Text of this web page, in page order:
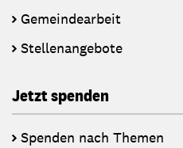
Gemeindearbeit
Stellenangebote
Jetzt spenden
Spenden nach Themen